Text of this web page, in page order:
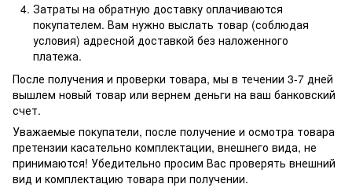
Затраты на обратную доставку оплачиваются
покупателем. Вам нужно выслать товар (соблюдая
условия) адресной доставкой без наложенного
платежа.
После получения и проверки товара, мы в течении 3-7 дней
вышлем новый товар или вернем деньги на ваш банковский
счет.
Уважаемые покупатели, после получение и осмотра товара
претензии касательно комплектации, внешнего вида, не
принимаются! Убедительно просим Вас проверять внешний
вид и комплектацию товара при получении.